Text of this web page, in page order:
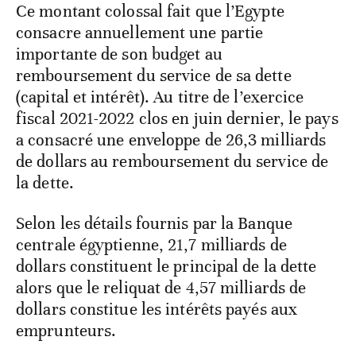
Ce montant colossal fait que l’Egypte
consacre annuellement une partie
importante de son budget au
remboursement du service de sa dette
(capital et intérêt). Au titre de l’exercice
fiscal 2021-2022 clos en juin dernier, le pays
a consacré une enveloppe de 26,3 milliards
de dollars au remboursement du service de
la dette.
Selon les détails fournis par la Banque
centrale égyptienne, 21,7 milliards de
dollars constituent le principal de la dette
alors que le reliquat de 4,57 milliards de
dollars constitue les intérêts payés aux
emprunteurs.